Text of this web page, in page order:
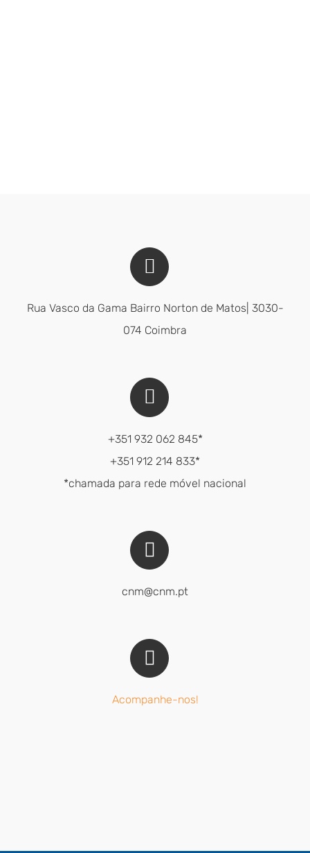
Rua Vasco da Gama Bairro Norton de Matos| 3030-
074 Coimbra
+351 932 062 845*
+351 912 214 833*
*chamada para rede móvel nacional
cnm@cnm.pt
Acompanhe-nos!